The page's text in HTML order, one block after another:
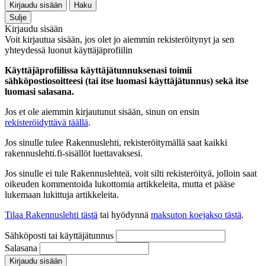
Kirjaudu sisään
Haku
Sulje
Kirjaudu sisään
Voit kirjautua sisään, jos olet jo aiemmin rekisteröitynyt ja sen
yhteydessä luonut käyttäjäprofiilin
Käyttäjäprofiilissa käyttäjätunnuksenasi toimii
sähköpostiosoitteesi (tai itse luomasi käyttäjätunnus) sekä itse
luomasi salasana.
Jos et ole aiemmin kirjautunut sisään, sinun on ensin
rekisteröidyttävä täällä.
Jos sinulle tulee Rakennuslehti, rekisteröitymällä saat kaikki
rakennuslehti.fi-sisällöt luettavaksesi.
Jos sinulle ei tule Rakennuslehteä, voit silti rekisteröityä, jolloin saat
oikeuden kommentoida lukottomia artikkeleita, mutta et pääse
lukemaan lukittuja artikkeleita.
Tilaa Rakennuslehti tästä tai hyödynnä maksuton koejakso tästä.
Sähköposti tai käyttäjätunnus
Salasana
Kirjaudu sisään